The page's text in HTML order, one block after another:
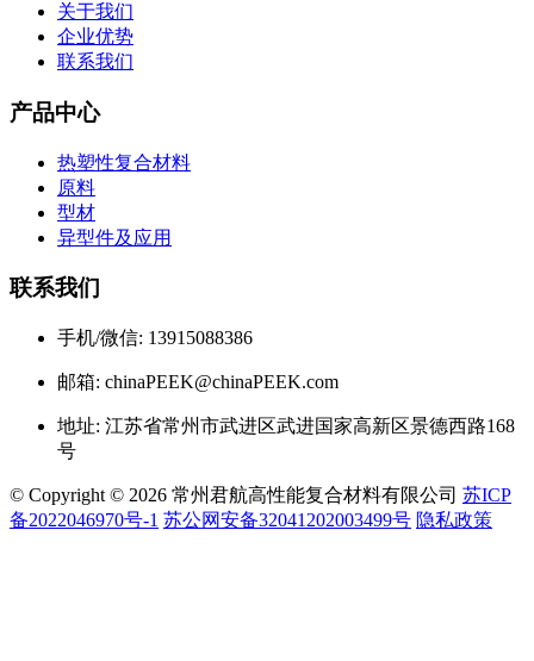
关于我们
企业优势
联系我们
产品中心
热塑性复合材料
原料
型材
异型件及应用
联系我们
手机/微信: 13915088386
邮箱: chinaPEEK@chinaPEEK.com
地址: 江苏省常州市武进区武进国家高新区景德西路168
号
© Copyright © 2026 常州君航高性能复合材料有限公司 苏ICP
备2022046970号-1 苏公网安备32041202003499号 隐私政策